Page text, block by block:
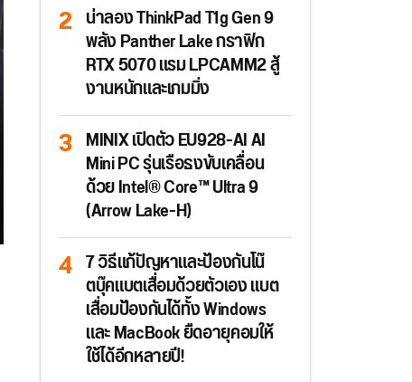
น่าลอง ThinkPad T1g Gen 9
พลัง Panther Lake กราฟิก
RTX 5070 แรม LPCAMM2 สู้
งานหนักและเกมมิ่ง
MINIX เปิดตัว EU928-AI AI
Mini PC รุ่นเรือธงขับเคลื่อน
ด้วย Intel® Core™ Ultra 9
(Arrow Lake-H)
7 วิธีแก้ปัญหาและป้องกันโน๊
ตบุ๊คแบตเสื่อมด้วยตัวเอง แบต
เสื่อมป้องกันได้ทั้ง Windows
และ MacBook ยืดอายุคอมให้
ใช้ได้อีกหลายปี!